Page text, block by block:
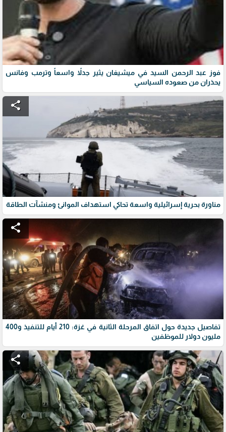
فوز عبد الرحمن السيد في ميشيغان يثير جدلاً واسعاً وترمب وفانس
يحذران من صعوده السياسي
share
مناورة بحرية إسرائيلية واسعة تحاكي استهداف الموانئ ومنشآت الطاقة
share
تفاصيل جديدة حول اتفاق المرحلة الثانية في غزة: 210 أيام للتنفيذ و400
مليون دولار للموظفين
share